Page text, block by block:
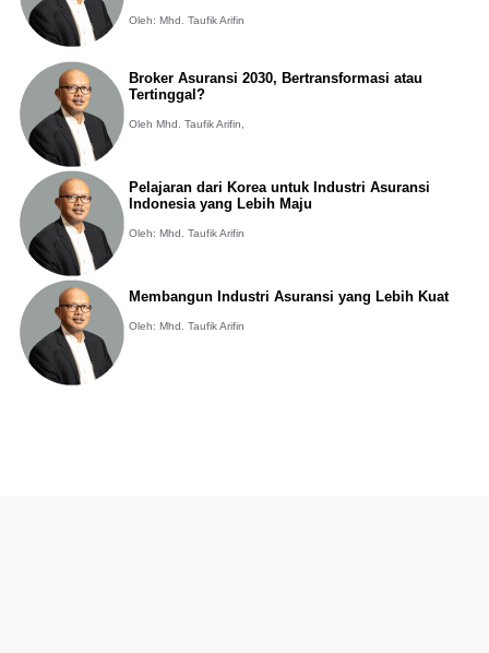
Oleh: Mhd. Taufik Arifin
Broker Asuransi 2030, Bertransformasi atau
Tertinggal?
Oleh Mhd. Taufik Arifin,
Pelajaran dari Korea untuk Industri Asuransi
Indonesia yang Lebih Maju
Oleh: Mhd. Taufik Arifin
Membangun Industri Asuransi yang Lebih Kuat
Oleh: Mhd. Taufik Arifin